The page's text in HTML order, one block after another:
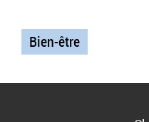
Bien-être